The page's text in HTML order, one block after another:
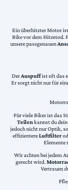
Ein überhitzter Motor
Bike vor dem Hitzetod.
unsere passgenauen
DerAuspuffist oft das
Er sorgt nicht nur für
Für viele Biker ist das
Teilen kannst du
jedoch nicht nur Optik,
effizientereLuftfilter
Elemente
Wir achten bei jedem
gerecht wird.
Vertrauen